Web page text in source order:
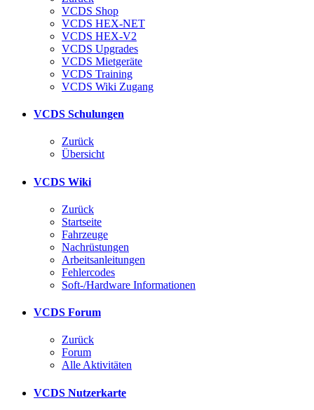
VCDS Shop
VCDS HEX-NET
VCDS HEX-V2
VCDS Upgrades
VCDS Mietgeräte
VCDS Training
VCDS Wiki Zugang
VCDS Schulungen
Zurück
Übersicht
VCDS Wiki
Zurück
Startseite
Fahrzeuge
Nachrüstungen
Arbeitsanleitungen
Fehlercodes
Soft-/Hardware Informationen
VCDS Forum
Zurück
Forum
Alle Aktivitäten
VCDS Nutzerkarte